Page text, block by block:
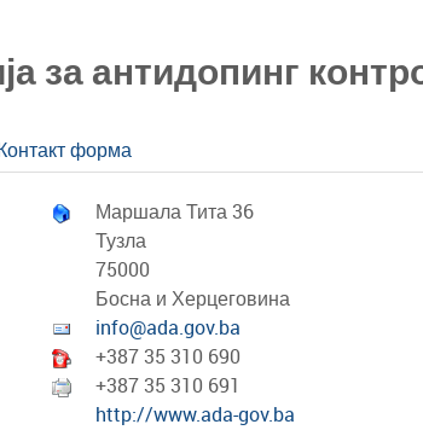
за антидопинг
форма
Маршала Тита 36
Тузла
75000
Босна и Херцеговина
info@ada.gov.ba
+387 35 310 690
+387 35 310 691
http://www.ada-gov.ba